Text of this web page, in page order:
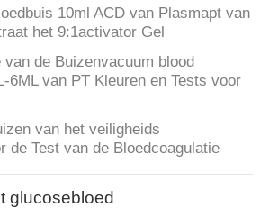
10ml ACD van Plasmapt van
het 9:1activator Gel
van de Buizenvacuum blood
6ML van PT Kleuren en Tests voor
van het veiligheids
de Test van de Bloedcoagulatie
glucosebloed